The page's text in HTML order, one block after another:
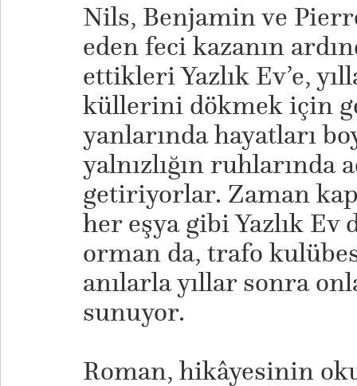
Nils, Benjamin ve
eden feci kazanın
ettikleri Yazlık Ev’e,
küllerini dökmek için
yanlarında hayatları
yalnızlığın ruhlarında
getiriyorlar. Zaman
her eşya gibi Yazlık Ev
orman da, trafo
anılarla yıllar sonra
sunuyor.
Roman, hikâyesinin